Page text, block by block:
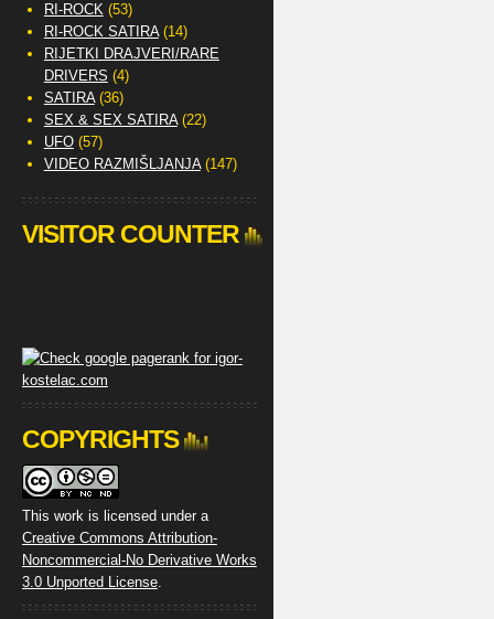
RI-ROCK(53)
RI-ROCK SATIRA(14)
RIJETKI DRAJVERI/RARE
DRIVERS (4)
SATIRA(36)
SEX & SEX SATIRA(22)
UFO(57)
VIDEO RAZMIŠLJANJA(147)
VISITOR COUNTER
COPYRIGHTS
This work is licensed under a
Creative Commons Attribution-
Noncommercial-No Derivative Works
3.0 Unported License.